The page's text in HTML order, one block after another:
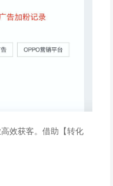
效获客。借助【转化